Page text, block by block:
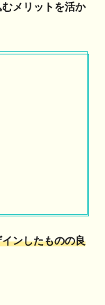
メリットを活か
ンしたものの良